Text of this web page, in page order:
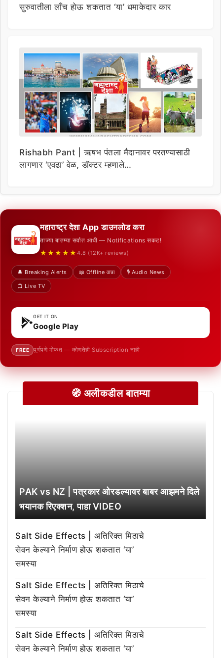
सुरुवातीला लाँच होऊ शकतात ‘या’ धमाकेदार कार
Rishabh Pant | ऋषभ पंतला मैदानावर परतण्यासाठी
लागणार ‘एवढा’ वेळ, डॉक्टर म्हणाले…
महाराष्ट्र देशा App डाउनलोड करा
ताज्या बातम्या सर्वात आधी — Notifications सकट!
★★★★★ 4.8 (12K+ reviews)
🔔 Breaking Alerts 📖 Offline वाचा
🎙️ Audio News
📺 Live TV
GET IT ON
Google Play
FREE पूर्णपणे मोफत — कोणतेही Subscription नाही
🧭 अलीकडील बातम्या
PAK vs NZ | पत्रकार ओरडल्यावर बाबर आझमने दिले
भयानक रिएक्शन, पाहा VIDEO
Salt Side Effects | अतिरिक्त मिठाचे
सेवन केल्याने निर्माण होऊ शकतात ‘या’
समस्या
Salt Side Effects | अतिरिक्त मिठाचे
सेवन केल्याने निर्माण होऊ शकतात ‘या’
समस्या
Salt Side Effects | अतिरिक्त मिठाचे
सेवन केल्याने निर्माण होऊ शकतात ‘या’